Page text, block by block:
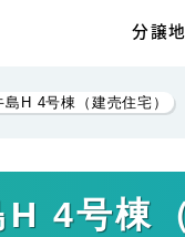
分譲
H 4号棟（建売住宅）
4号棟